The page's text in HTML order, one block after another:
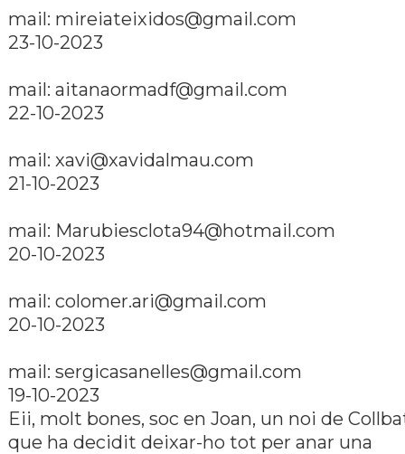
mail: mireiateixidos@gmail.com
23-10-2023
mail: aitanaormadf@gmail.com
22-10-2023
mail: xavi@xavidalmau.com
21-10-2023
mail: Marubiesclota94@hotmail.com
20-10-2023
mail: colomer.ari@gmail.com
20-10-2023
mail: sergicasanelles@gmail.com
19-10-2023
Eii, molt bones, soc en Joan, un noi de
que ha decidit deixar-ho tot per anar una